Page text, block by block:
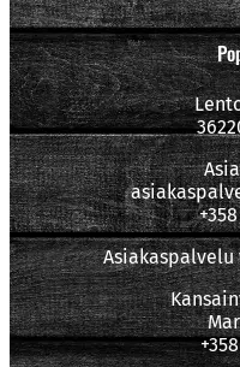
Asiakaspalvelu